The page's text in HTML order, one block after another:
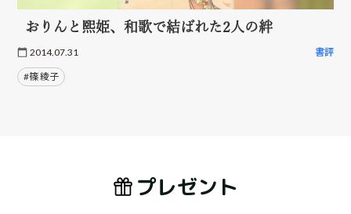
おりんと熙姫、和歌で結ばれた2人の絆
2014.07.31 書評
#篠 綾子
プレゼント